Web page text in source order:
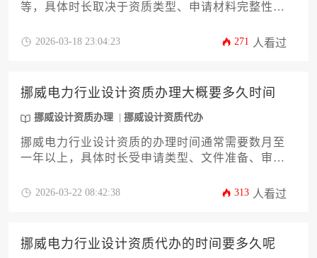
等，具体时长取决于资质类型、申请材料完整性、
多个变量，无法一概而论。
2026-03-18 23:04:23 271 人看过
挪威电力行业设计资质办理大概要多久时间
挪威设计资质办理 挪威设计资质代办
挪威电力行业设计资质的办理时间通常需要数月至
一年以上，具体时长受申请类型、文件准备、审批
论。2026-03-22 08:42:38 313 人看过
挪威电力行业设计资质代办的时间要多久呢